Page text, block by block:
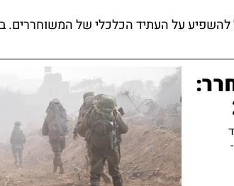
להשפיע על העתיד הכלכלי של המשוחררים.